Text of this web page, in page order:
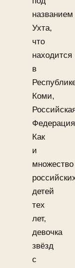
названием
Ухта,
что
находится
в
Коми,
Как
и
множество
детей
тех
лет,
девочка
звёзд
с